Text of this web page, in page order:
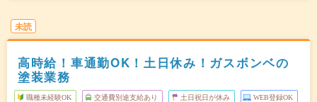
未読
高時給！車通勤OK！土日休み！ガスボンベの
塗装業務
職種未経験OK 交通費別途支給あり 土日祝日が休み WEB登録OK